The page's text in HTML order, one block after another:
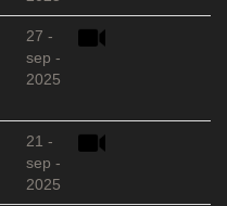
27 -
sep -
2025
21 -
sep -
2025